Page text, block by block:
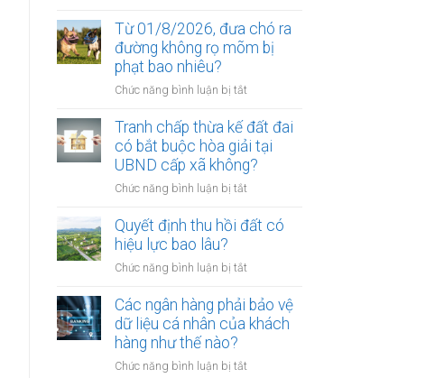
kiện
để
công
viên
mới
nhất
Từ 01/8/2026, đưa chó ra
đường không rọ mõm bị
phạt bao nhiêu?
Chức năng bình luận bị tắt
01/8/2026,
đưa
chó
ra
đường
rọ
bao
nhiêu?
Tranh chấp thừa kế đất đai
có bắt buộc hòa giải tại
UBND cấp xã không?
Chức năng bình luận bị tắt
chấp
đất
có
bắt
Quyết định thu hồi đất có
hiệu lực bao lâu?
Chức năng bình luận bị tắt
định
thu
có
Các ngân hàng phải bảo vệ
dữ liệu cá nhân của khách
hàng như thế nào?
Chức năng bình luận bị tắt